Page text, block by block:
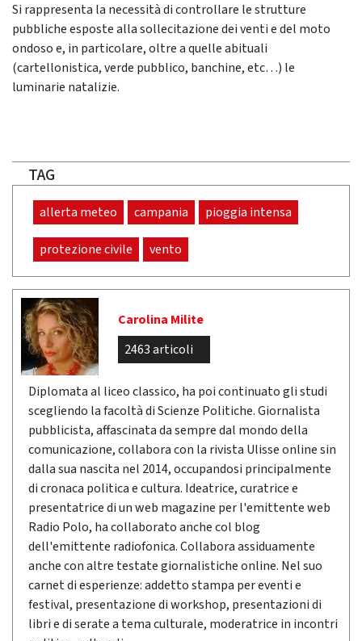
Si rappresenta la necessità di controllare le strutture
pubbliche esposte alla sollecitazione dei venti e del moto
ondoso e, in particolare, oltre a quelle abituali
(cartellonistica, verde pubblico, banchine, etc…) le
luminarie natalizie.
TAG
allerta meteo campania pioggia intensa
protezione civile vento
Carolina Milite
2463 articoli
Diplomata al liceo classico, ha poi continuato gli studi
scegliendo la facoltà di Scienze Politiche. Giornalista
pubblicista, affascinata da sempre dal mondo della
comunicazione, collabora con la rivista Ulisse online sin
dalla sua nascita nel 2014, occupandosi principalmente
di cronaca politica e cultura. Ideatrice, curatrice e
presentatrice di un web magazine per l'emittente web
Radio Polo, ha collaborato anche col blog
dell'emittente radiofonica. Collabora assiduamente
anche con altre testate giornalistiche online. Nel suo
carnet di esperienze: addetto stampa per eventi e
festival, presentazione di workshop, presentazioni di
libri e di serate a tema culturale, moderatrice in incontri